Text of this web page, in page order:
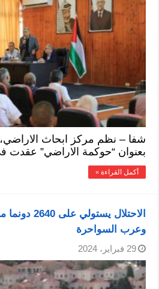
شفا – نظم مركز ابحاث
بعنوان “حوكمة الاراضي” عقدت
أكمل القراءة »
الاحتلال
وعرب السواحرة
29 فبراير، 2024